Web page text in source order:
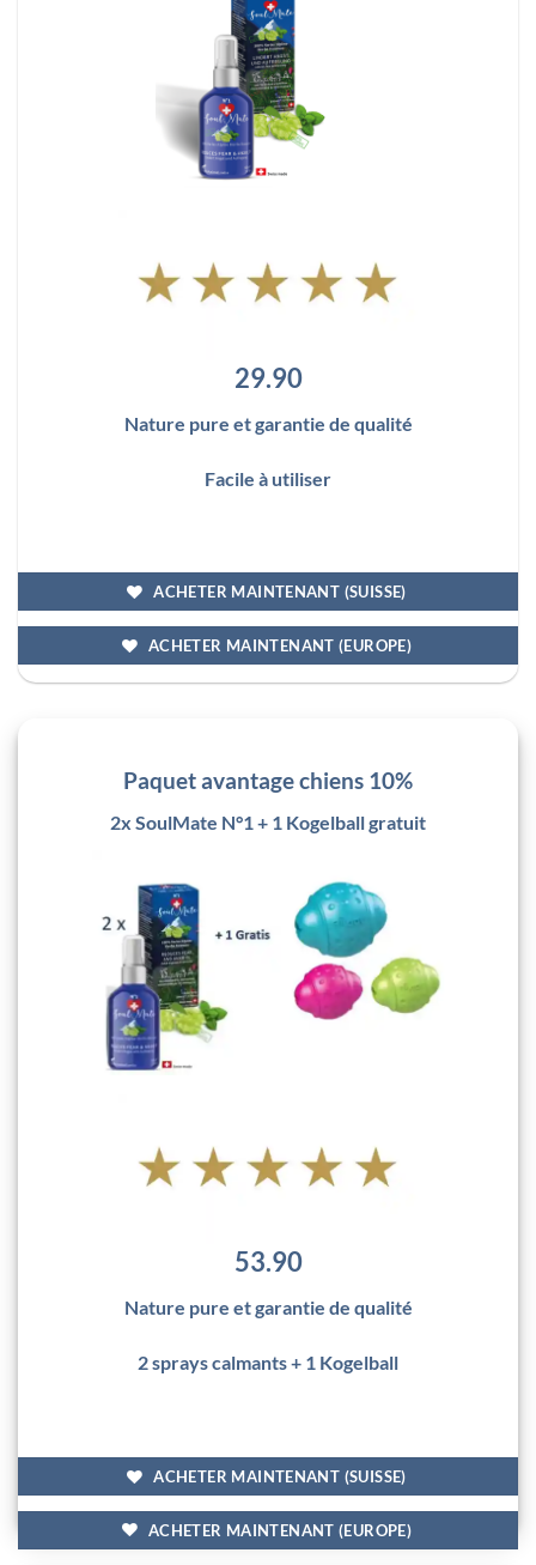
29.90
Nature pure et garantie de qualité
Facile à utiliser
ACHETER MAINTENANT (SUISSE)
ACHETER MAINTENANT (EUROPE)
Paquet avantage chiens 10%
2x SoulMate N°1 + 1 Kogelball gratuit
53.90
Nature pure et garantie de qualité
2 sprays calmants + 1 Kogelball
ACHETER MAINTENANT (SUISSE)
ACHETER MAINTENANT (EUROPE)